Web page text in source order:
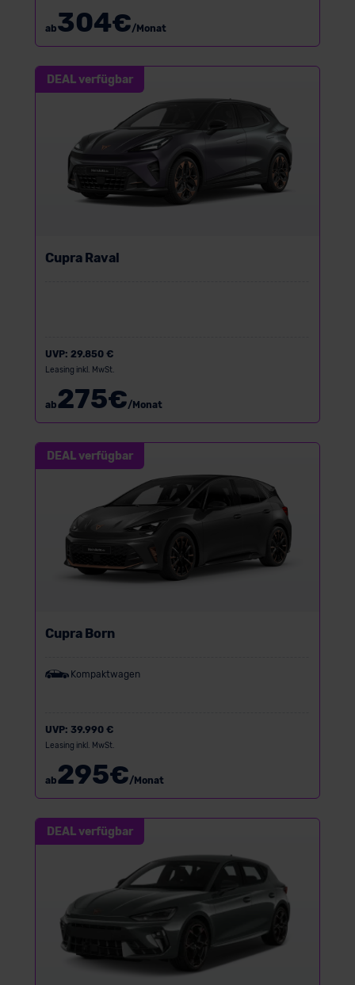
ab304€/Monat
DEAL verfügbar
Cupra Raval
UVP: 29.850 €
Leasing inkl. MwSt.
ab275€/Monat
DEAL verfügbar
Cupra Born
Kompaktwagen
UVP: 39.990 €
Leasing inkl. MwSt.
ab295€/Monat
DEAL verfügbar